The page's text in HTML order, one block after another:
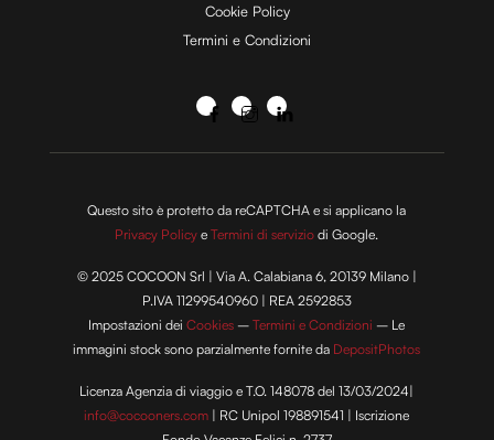
Cookie Policy
Termini e Condizioni
Questo sito è protetto da reCAPTCHA e si applicano la
Privacy Policy eTermini di servizio di Google.
© 2025 COCOON Srl | Via A. Calabiana 6, 20139 Milano |
P.IVA 11299540960 | REA 2592853
Impostazioni deiCookies –Termini e Condizioni – Le
immagini stock sono parzialmente fornite da DepositPhotos
Licenza Agenzia di viaggio e T.O. 148078 del 13/03/2024|
info@cocooners.com | RC Unipol 198891541 | Iscrizione